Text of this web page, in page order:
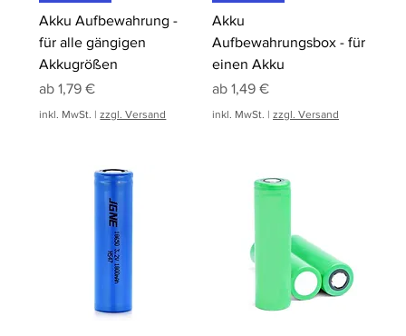
Akku Aufbewahrung -
für alle gängigen
Akkugrößen
ab1,79 €
Sale-Preis
inkl. MwSt. |zzgl. Versand
Akku
Aufbewahrungsbox - für
einen Akku
ab 1,49 €
Sale-Preis
inkl. MwSt. | zzgl. Versand